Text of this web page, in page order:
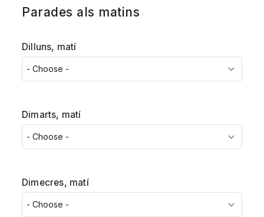
Parades als matins
Dilluns, matí
Dimarts, matí
Dimecres, matí